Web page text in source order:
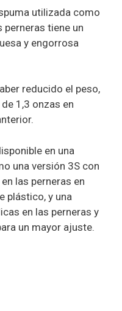
utilizada como
perneras tiene un
y engorrosa
reducido el peso,
1,3 onzas en
en una
una versión 3S con
las perneras en
plástico, y una
en las perneras y
un mayor ajuste.